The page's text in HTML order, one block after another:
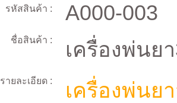
รหัสสินค้า : A000-003
ชื่อสินค้า : เครื่องพ่นย
รายละเอียด :
เครื่องพ่นย